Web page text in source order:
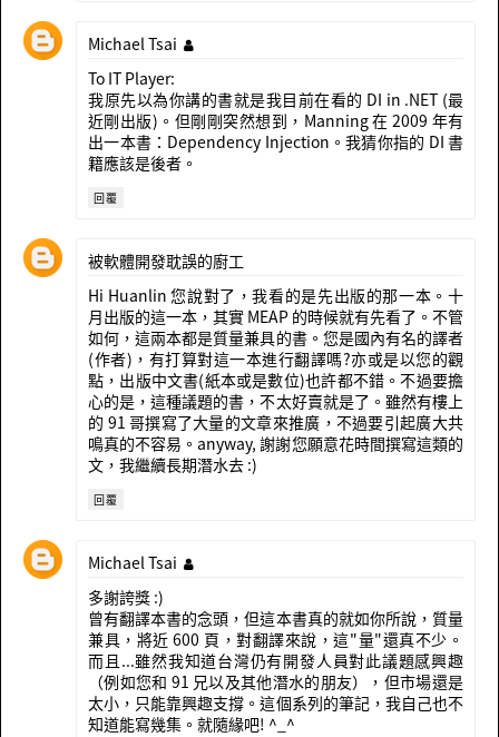
Michael Tsai
To IT Player:
我原先以為你講的書就是我目前在看的 DI in .NET (最
近剛出版)。但剛剛突然想到，Manning 在 2009 年有
出一本書：Dependency Injection。我猜你指的 DI 書
籍應該是後者。
回覆
被軟體開發耽誤的廚工
Hi Huanlin 您說對了，我看的是先出版的那一本。十
月出版的這一本，其實 MEAP 的時候就有先看了。不管
如何，這兩本都是質量兼具的書。您是國內有名的譯者
(作者)，有打算對這一本進行翻譯嗎?亦或是以您的觀
點，出版中文書(紙本或是數位)也許都不錯。不過要擔
心的是，這種議題的書，不太好賣就是了。雖然有樓上
的 91 哥撰寫了大量的文章來推廣，不過要引起廣大共
鳴真的不容易。anyway, 謝謝您願意花時間撰寫這類的
文，我繼續長期潛水去 :)
回覆
Michael Tsai
多謝誇獎 :)
曾有翻譯本書的念頭，但這本書真的就如你所說，質量
兼具，將近 600 頁，對翻譯來說，這"量"還真不少。
而且...雖然我知道台灣仍有開發人員對此議題感興趣
（例如您和 91 兄以及其他潛水的朋友），但市場還是
太小，只能靠興趣支撐。這個系列的筆記，我自己也不
知道能寫幾集。就隨緣吧! ^_^